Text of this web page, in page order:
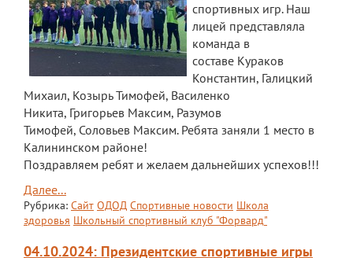
спортивных игр. Наш
лицей представляла
команда в
составе Кураков
Константин, Галицкий
Михаил, Козырь Тимофей, Василенко
Никита, Григорьев Максим, Разумов
Тимофей, Соловьев Максим. Ребята заняли 1 место в
Калининском районе!
Поздравляем ребят и желаем дальнейших успехов!!!
Далее...
Рубрика: Сайт ОДОД Спортивные новости Школа
здоровья Школьный спортивный клуб "Форвард"
04.10.2024: Президентские спортивные игры